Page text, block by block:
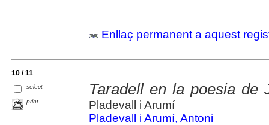
Enllaç permanent a aquest
10 / 11
select
print
Taradell en la poesia de
Pladevall i Arumí
Pladevall i Arumí, Antoni